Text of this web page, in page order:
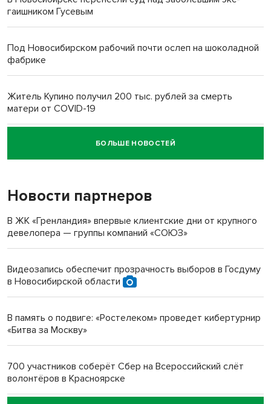
гаишником Гусевым
Под Новосибирском рабочий почти ослеп на шоколадной
фабрике
Житель Купино получил 200 тыс. рублей за смерть
матери от COVID-19
Новосибирский суд наказал водителя за смерть
пенсионерки на вокзале
«Мы живём на пастбище!»: в новосибирском селе лошади
терроризируют жителей
Новосибирский преподаватель с женой вошли в топ-16
БОЛЬШЕ НОВОСТЕЙ
Новости партнеров
В ЖК «Гренландия» впервые клиентские дни от крупного
девелопера — группы компаний «СОЮЗ»
Видеозапись обеспечит прозрачность выборов в Госдуму
в Новосибирской области
В память о подвиге: «Ростелеком» проведет кибертурнир
«Битва за Москву»
700 участников соберёт Сбер на Всероссийский слёт
волонтёров в Красноярске